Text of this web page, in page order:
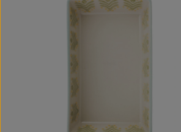
Obst & Gemüse
Angebote & Neues
Vorratskammer